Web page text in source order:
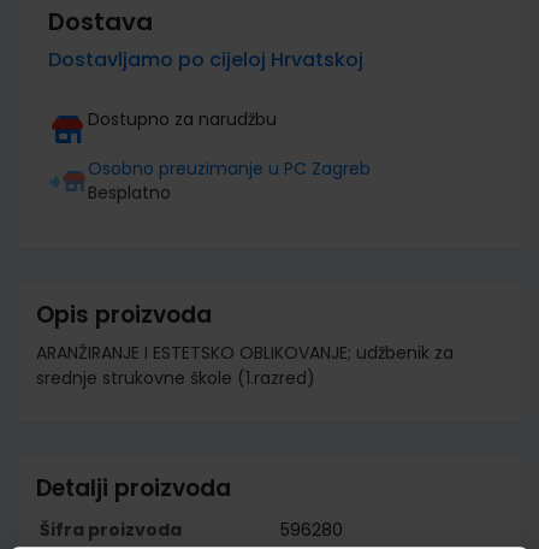
Dostava
Dostavljamo po cijeloj Hrvatskoj
Dostupno za narudžbu
Osobno preuzimanje u PC Zagreb
Besplatno
Opis proizvoda
ARANŽIRANJE I ESTETSKO OBLIKOVANJE; udžbenik za
srednje strukovne škole (1.razred)
Detalji proizvoda
Šifra proizvoda
596280